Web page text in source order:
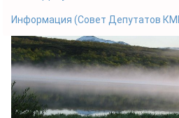
Информация (Совет Депутатов